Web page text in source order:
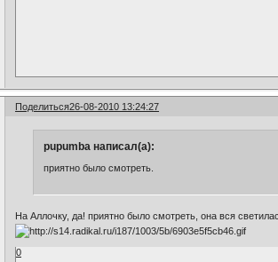
Поделиться26-08-2010 13:24:27
pupumba написал(а):
приятно было смотреть.
На Аллочку, да! приятно было смотреть, она вся
0